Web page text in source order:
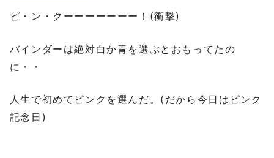
ピ・ン・クーーーーーーー！(衝撃)
バインダーは絶対白か青を選ぶとおもってたの
に・・
人生で初めてピンクを選んだ。(だから今日はピンク
記念日)